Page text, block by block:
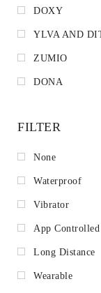
DOXY
YLVA AND
ZUMIO
DONA
FILTER
None
Waterproof
Vibrator
App Controlled
Long Distance
Wearable